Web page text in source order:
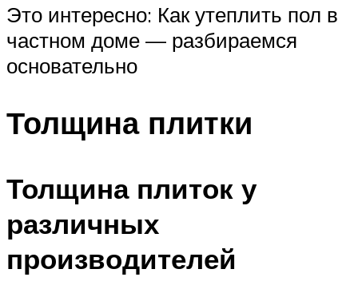
Это интересно: Как утеплить пол в
частном доме — разбираемся
основательно
Толщина плитки
Толщина плиток у
различных
производителей